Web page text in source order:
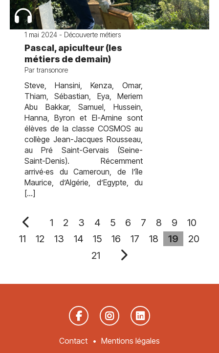
1 mai 2024 - Découverte métiers
Pascal, apiculteur (les
métiers de demain)
Par transonore
Steve, Hansini, Kenza, Omar,
Thiam, Sébastian, Eya, Meriem
Abu Bakkar, Samuel, Hussein,
Hanna, Byron et El-Amine sont
élèves de la classe COSMOS au
collège Jean-Jacques Rousseau,
au Pré Saint-Gervais (Seine-
Saint-Denis). Récemment
arrivé·es du Cameroun, de l’île
Maurice, d’Algérie, d’Egypte, du
[…]
1 2 3 4 5 6 7 8 9
10
11
12 13 14 15 16 17 18 19
20
21
Contact Mentions légales